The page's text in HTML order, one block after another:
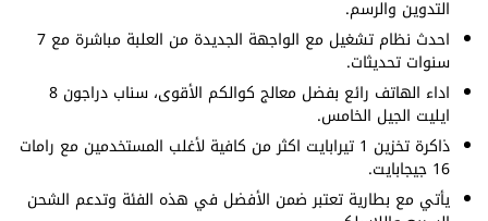
التدوين والرسم.
احدث نظام تشغيل مع الواجهة الجديدة من العلبة مباشرة مع 7
سنوات تحديثات.
اداء الهاتف رائع بفضل معالج كوالكم الأقوى، سناب دراجون 8
ايليت الجيل الخامس.
ذاكرة تخزين 1 تيرابايت اكثر من كافية لأغلب المستخدمين مع رامات
16 جيجابايت.
يأتي مع بطارية تعتبر ضمن الأفضل في هذه الفئة وتدعم الشحن